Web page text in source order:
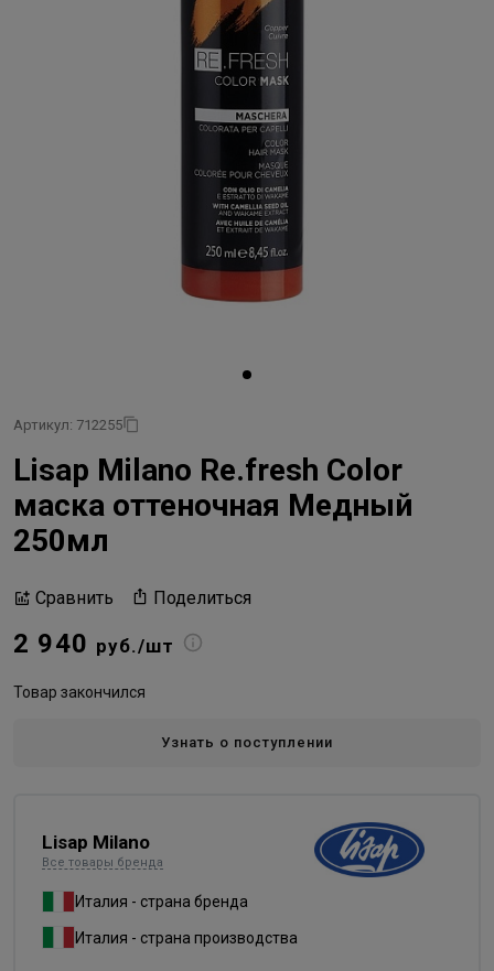
Артикул: 712255
Lisap Milano Re.fresh Color
маска оттеночная Медный
250мл
Сравнить Поделиться
2 940 руб./шт
Товар закончился
Узнать о поступлении
Lisap Milano
Все товары бренда
Италия - страна бренда
Италия - страна производства